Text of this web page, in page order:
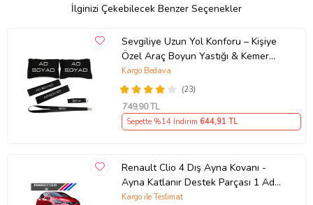
İlginizi Çekebilecek Benzer Seçenekler
Sevgiliye Uzun Yol Konforu – Kişiye
Özel Araç Boyun Yastığı & Kemer
Pedi Hediye Seti
(23)
Kargo Bedava
749,90 TL
Sepette %14 İndirim 644,91 TL
Renault Clio 4 Dış Ayna Kovanı -
Ayna Katlanır Destek Parçası 1 Adet
490307706 M3625
Kargo ile Teslimat